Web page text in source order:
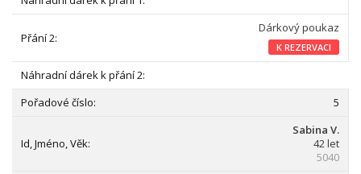
Dárkový poukaz
K REZERVACI
5
Sabina V.
42 let
5040